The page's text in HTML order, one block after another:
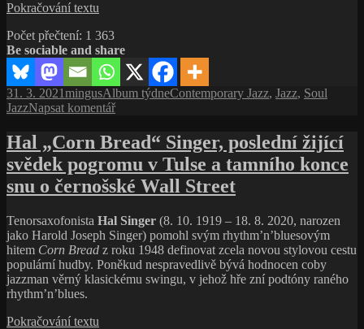
Pokračování textu
Smith:
Breathe
(2021,
Blue
Note
Records)
Počet přečtení: 1 363
Be sociable and share
Publikováno:
31. 3. 2021Autor:
mingusRubriky:
Album týdneŠtítky:
Contemporary Jazz, Jazz, Soul
JazzNapsat komentářpro
názvem
Dr.
Lonnie
Smith:
(2021,
Blue
Note
Records)
Hal „Corn Bread“ Singer, poslední žijící
svědek pogromu v Tulse a tamního konce
snu o černošské Wall Street
Tenorsaxofonista Hal Singer (8. 10. 1919 – 18. 8. 2020, narozen
jako Harold Joseph Singer) pomohl svým rhythm’n’bluesovým
hitem Corn Bread z roku 1948 definovat zcela novou stylovou cestu
populární hudby. Poněkud nespravedlivě bývá hodnocen coby
jazzman věrný klasickému swingu, v jehož hře zní podtóny raného
rhythm’n’blues.
Pokračování textu